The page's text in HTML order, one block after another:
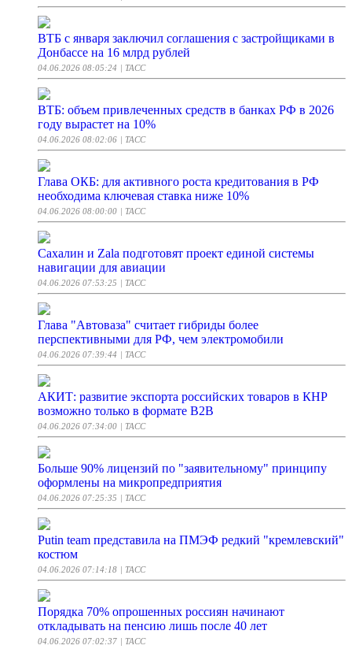
ВТБ с января заключил соглашения с застройщиками в
Донбассе на 16 млрд рублей
04.06.2026 08:05:24 | ТАСС
ВТБ: объем привлеченных средств в банках РФ в 2026
году вырастет на 10%
04.06.2026 08:02:06 | ТАСС
Глава ОКБ: для активного роста кредитования в РФ
необходима ключевая ставка ниже 10%
04.06.2026 08:00:00 | ТАСС
Сахалин и Zala подготовят проект единой системы
навигации для авиации
04.06.2026 07:53:25 | ТАСС
Глава "Автоваза" считает гибриды более
перспективными для РФ, чем электромобили
04.06.2026 07:39:44 | ТАСС
АКИТ: развитие экспорта российских товаров в КНР
возможно только в формате B2B
04.06.2026 07:34:00 | ТАСС
Больше 90% лицензий по "заявительному" принципу
оформлены на микропредприятия
04.06.2026 07:25:35 | ТАСС
Putin team представила на ПМЭФ редкий "кремлевский"
костюм
04.06.2026 07:14:18 | ТАСС
Порядка 70% опрошенных россиян начинают
откладывать на пенсию лишь после 40 лет
04.06.2026 07:02:37 | ТАСС